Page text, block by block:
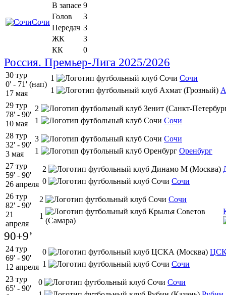
Сочи
В запасе 9
Голов
3
Передач 3
ЖК
3
КК
0
Россия. Премьер-Лига 2025/2026
30 тур
0' - 71' (нап)
17 мая
1
Сочи
1
29 тур
78' - 90'
10 мая
2
1
Сочи
28 тур
32' - 90'
3 мая
3
Сочи
1
Оренбург
27 тур
59' - 90'
26 апреля
2
0
Сочи
26 тур
82' - 90'
21
апреля
2
Сочи
1
90+9’
24 тур
69' - 90'
12 апреля
0
1
Сочи
23 тур
65' - 90'
0
Сочи